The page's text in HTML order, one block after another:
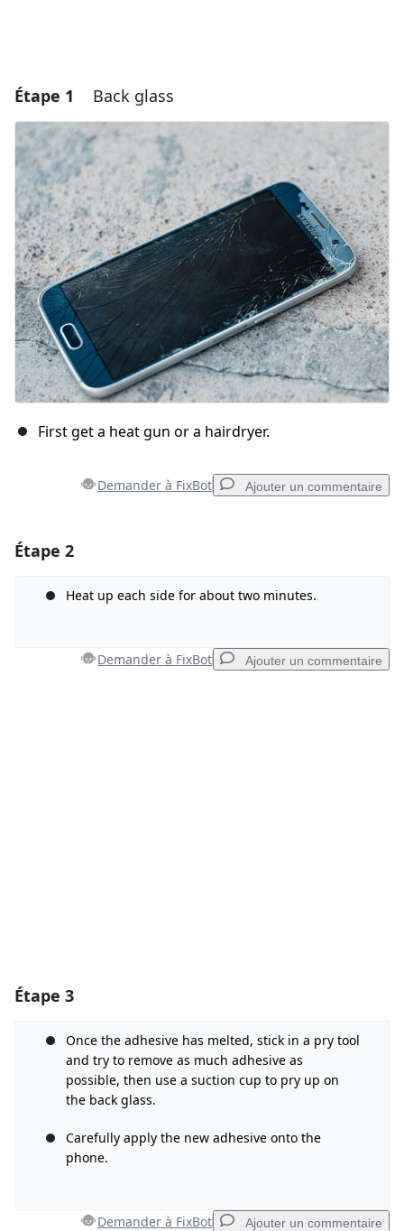
Étape 1 Back glass
First get a heat gun or a hairdryer.
Demander à FixBot Ajouter un commentaire
Ajouter un commentaire
Publier un commentaire
Étape 2
Heat up each side for about two minutes.
Demander à FixBot Ajouter un commentaire
Étape 3
Once the adhesive has melted, stick in a pry tool
and try to remove as much adhesive as
possible, then use a suction cup to pry up on
the back glass.
Carefully apply the new adhesive onto the
phone.
Demander à FixBot Ajouter un commentaire